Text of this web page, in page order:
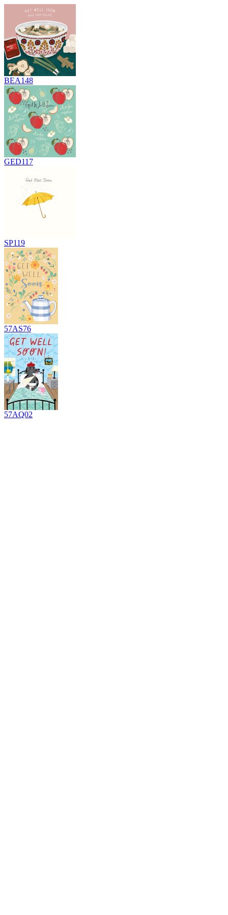
BEA148
GED117
SP119
57AS76
57AQ02